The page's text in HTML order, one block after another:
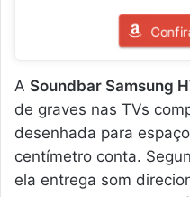
A Soundbar Samsung
de graves nas TVs
desenhada para
centímetro conta.
ela entrega som